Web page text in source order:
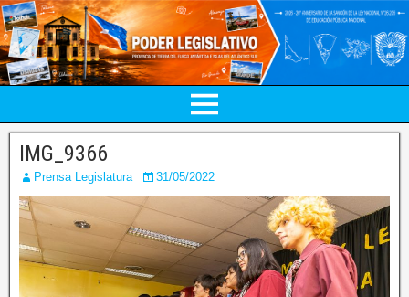
IMG_9366
Prensa Legislatura 31/05/2022